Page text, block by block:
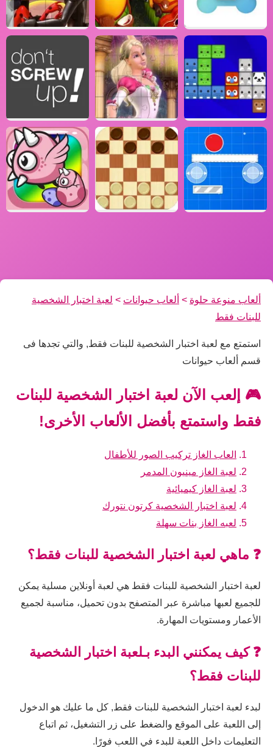
ألعاب منوعة حلوة > ألعاب حيوانات > لعبة اختبار الشخصية
للبنات فقط
استمتع مع لعبة اختبار الشخصية للبنات فقط, والتي تجدها فى
قسم ألعاب حيوانات
🎮 إلعب الآن لعبة اختبار الشخصية للبنات
فقط واستمتع بأفضل الألعاب الأخرى!
العاب الغاز تركيب الصور للأطفال
لعبة الغاز مينيون المدمر
لعبة الغاز كيميائية
لعبة اختبار الشخصية كرتون نتورك
لعبه الغاز بنات سهلة
❓ ماهي لعبة اختبار الشخصية للبنات فقط؟
لعبة اختبار الشخصية للبنات فقط هي لعبة أونلاين مسلية يمكن
للجميع لعبها مباشرة عبر المتصفح بدون تحميل، مناسبة لجميع
الأعمار ومستويات المهارة.
❓ كيف يمكنني البدء بـلعبة اختبار الشخصية
للبنات فقط؟
لبدء لعبة اختبار الشخصية للبنات فقط, كل ما عليك هو الدخول
إلى اللعبة على الموقع والضغط على زر التشغيل، ثم اتباع
التعليمات داخل اللعبة للبدء في اللعب فورًا.